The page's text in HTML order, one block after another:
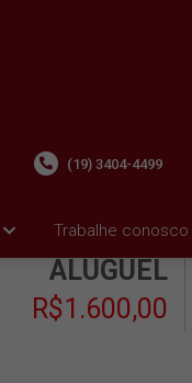
Trabalhe conosco
(19) 3404-4499
ALUGUEL
R$1.600,00